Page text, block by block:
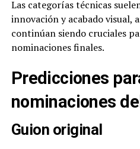
Las categorías técnicas
innovación y acabado visual,
continúan siendo cruciales
nominaciones finales.
Predicciones
nominaciones
Guion original